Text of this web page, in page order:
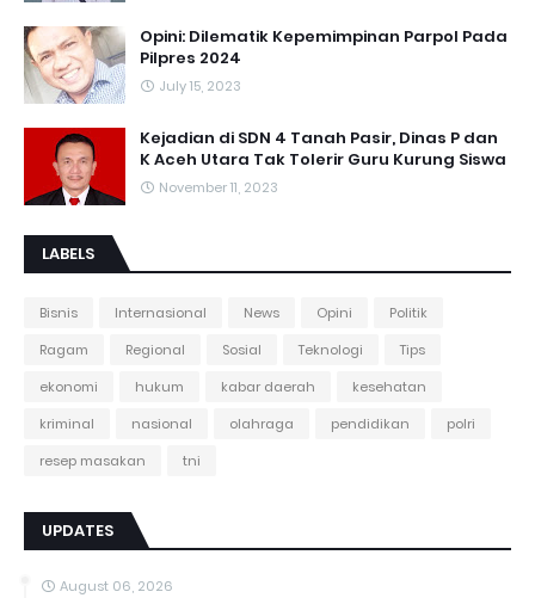
Opini: Dilematik Kepemimpinan Parpol Pada
Pilpres 2024
July 15, 2023
Kejadian di SDN 4 Tanah Pasir, Dinas P dan
K Aceh Utara Tak Tolerir Guru Kurung Siswa
November 11, 2023
LABELS
Bisnis Internasional News Opini
Politik
Ragam
Regional Sosial Teknologi
Tips
ekonomi
hukum kabar daerah
kesehatan
kriminal
nasional olahraga pendidikan
polri
resep masakan
tni
UPDATES
August 06, 2026